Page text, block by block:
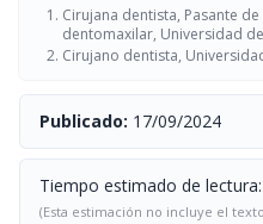
Cirujana dentista, Pasante
dentomaxilar, Universidad
Cirujano dentista,
Publicado: 17/09/2024
Tiempo estimado de
(Esta estimación no incluye el